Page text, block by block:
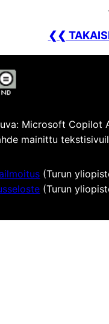
❮❮
Microsoft Copilot
mainittu
(Turun
(Turun